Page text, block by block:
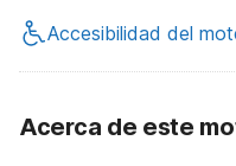
Accesibilidad del
Acerca de este